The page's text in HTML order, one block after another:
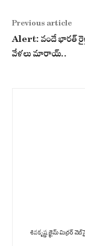
Previous article
Alert: వందే భారత్
వేళలు మారాయ్..
శివకృష్ణ క్రైమ్ మిర్రర్